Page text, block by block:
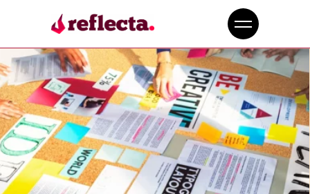
3 AXES
DIRECTEU
RS